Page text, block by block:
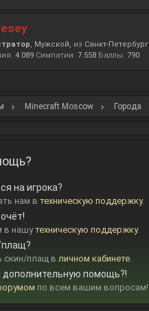
, Мужской, из Санкт-Петербург
4.089 Симпатии: 7.558 Баллы: 790
Minecraft Moscow Города
на игрока?
нам в техническую поддержку.
в нашутехническую поддержку.
плащ?
скин/плащ в личном кабинете.
дополнительную помощь?!
по всем вашим вопросам!